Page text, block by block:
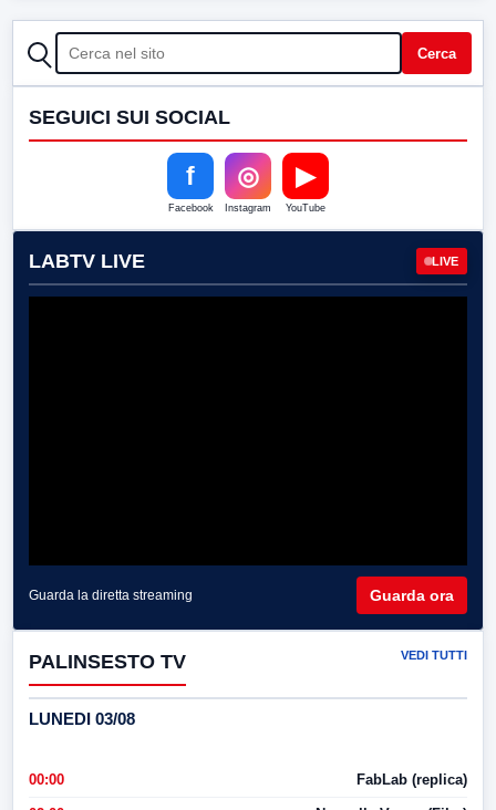
CERCA Cerca
SEGUICI SUI SOCIAL
f
Facebook
◎
Instagram
▶
YouTube
LABTV LIVE LIVE
Guarda la diretta streaming Guarda ora
PALINSESTO TV VEDI TUTTI
LUNEDI 03/08
00:00 FabLab (replica)